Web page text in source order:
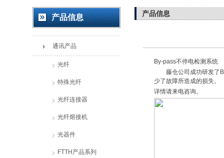
产品信息
通讯产品
光纤
特殊光纤
光纤连接器
光纤熔接机
光器件
FTTH产品系列
产品信息
By-pass不停电检测系统
藤仓公司成功研发了
少了故障所造成的损失。
详情请来电咨询。